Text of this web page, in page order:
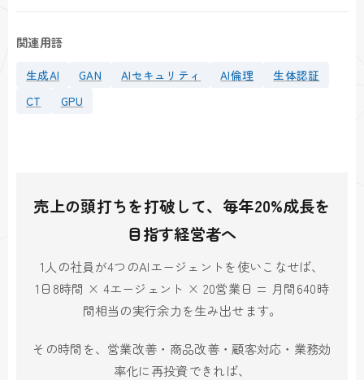
関連用語
生成AI GAN AIセキュリティ AI倫理
生体認証
CT
GPU
売上の頭打ちを打破して、毎年20%成長を
目指す経営者へ
1人の社員が4つのAIエージェントを使いこなせば、
1日8時間 × 4エージェント × 20営業日 = 月間640時
間相当の実行余力を生み出せます。
その時間を、営業改善・商品改善・顧客対応・業務効
率化に再投資できれば、